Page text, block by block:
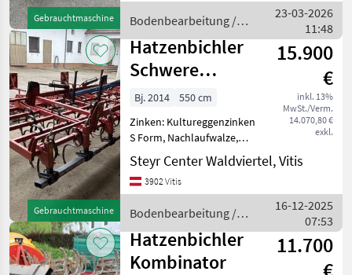
Gebrauchtmaschine
doppelte Stabwalzen
Bodenbearbeitung /
Hatzenbichler
23-03-2026
11:48
Gebrauchtmaschine
Hatzenbichler
Schwere
Kulturegge 5,5m
15.900
€
inkl. 13%
MwSt./Verm.
14.070,80 €
exkl.
Bj. 2014
550 cm
Zinken: Kultureggenzinken
S Form, Nachlaufwalze,
Beleuchtungsanlage,
Hydraulisch klappbar
Angeboten wird eine
Firma Hatzenbichler mit
folgender A
Steyr Center Waldviertel, Vitis
3902 Vitis
Bodenbearbeitung /
Hatzenbichler
16-12-2025
07:53
Hatzenbichler
Kombinator
11.700